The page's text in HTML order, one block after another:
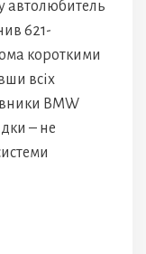
автолюбитель
621-
короткими
всіх
BMW
– не